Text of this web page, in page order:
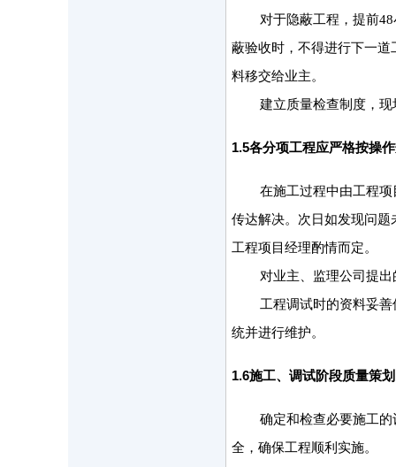
对于隐蔽工程，提前
蔽验收时，不得进行下一
料移交给业主。
建立质量检查制度，
1.5各分项工程应严格按操
在施工过程中由工程
传达解决。次日如发现问
工程项目经理酌情而定。
对业主、监理公司提
工程调试时的资料妥
统并进行维护。
1.6施工、调试阶段质量策划
确定和检查必要施工
全，确保工程顺利实施。